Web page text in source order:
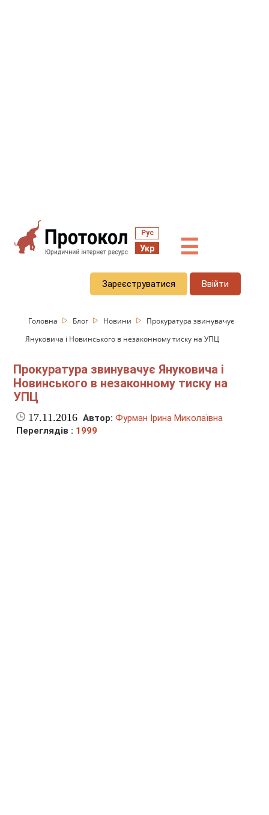
Рус
Укр ☰
Зареєструватися Ввійти
Головна Блог Новини
Прокуратура звинувачує
Януковича і Новинського в незаконному тиску на УПЦ
Прокуратура звинувачує Януковича і
Новинського в незаконному тиску на
УПЦ
17.11.2016 Автор: Фурман Ірина Миколаївна
Переглядів : 1999